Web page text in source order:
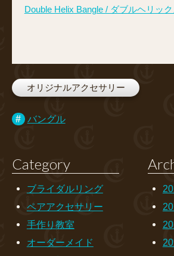
Double Helix Bangle / ダブルヘリッ
オリジナルアクセサリー
バングル
Category
ブライダルリング
ペアアクセサリー
手作り教室
オーダーメイド